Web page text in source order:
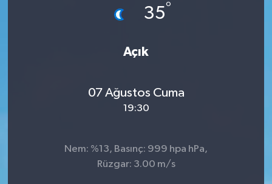
35°
Açık
07 Ağustos Cuma
19:30
Nem: %13, Basınç: 999 hpa hPa,
Rüzgar: 3.00 m/s